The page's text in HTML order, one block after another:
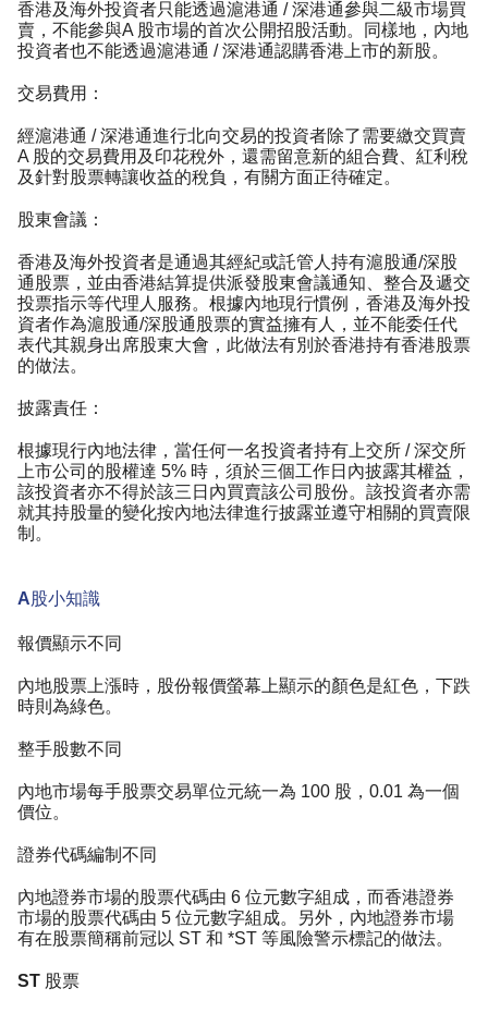
香港及海外投資者只能透過滬港通 / 深港通參與二級市場買
賣，不能參與A 股市場的首次公開招股活動。同樣地，內地
投資者也不能透過滬港通 / 深港通認購香港上市的新股。
交易費用：
經滬港通 / 深港通進行北向交易的投資者除了需要繳交買賣
A 股的交易費用及印花稅外，還需留意新的組合費、紅利稅
及針對股票轉讓收益的稅負，有關方面正待確定。
股東會議：
香港及海外投資者是通過其經紀或託管人持有滬股通/深股
通股票，並由香港結算提供派發股東會議通知、整合及遞交
投票指示等代理人服務。根據內地現行慣例，香港及海外投
資者作為滬股通/深股通股票的實益擁有人，並不能委任代
表代其親身出席股東大會，此做法有別於香港持有香港股票
的做法。
披露責任：
根據現行內地法律，當任何一名投資者持有上交所 / 深交所
上市公司的股權達 5% 時，須於三個工作日內披露其權益，
該投資者亦不得於該三日內買賣該公司股份。該投資者亦需
就其持股量的變化按內地法律進行披露並遵守相關的買賣限
制。
A股小知識
報價顯示不同
內地股票上漲時，股份報價螢幕上顯示的顏色是紅色，下跌
時則為綠色。
整手股數不同
內地市場每手股票交易單位元統一為 100 股，0.01 為一個
價位。
證券代碼編制不同
內地證券市場的股票代碼由 6 位元數字組成，而香港證券
市場的股票代碼由 5 位元數字組成。另外，內地證券市場
有在股票簡稱前冠以 ST 和 *ST 等風險警示標記的做法。
ST 股票